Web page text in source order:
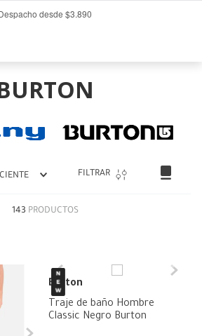
desde $3.890
FILTRAR
143 PRODUCTOS
Burton
Traje de baño Hombre
Classic Negro Burton